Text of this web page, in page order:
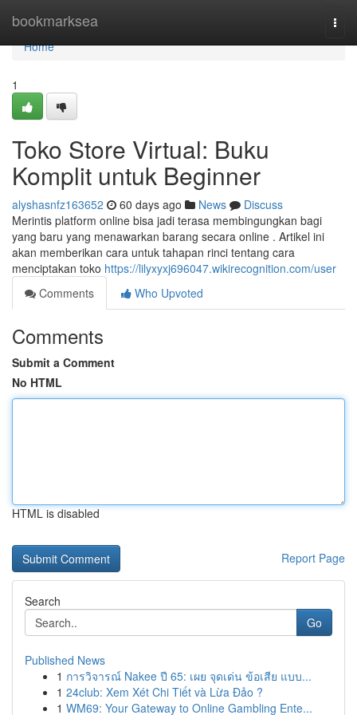
bookmarksea
Home
Home
1
Toko Store Virtual: Buku
Komplit untuk Beginner
alyshasnfz163652 60 days ago News
Discuss
Merintis platform online bisa jadi terasa membingungkan bagi
yang baru yang menawarkan barang secara online . Artikel ini
akan memberikan cara untuk tahapan rinci tentang cara
menciptakan toko https://lilyxyxj696047.wikirecognition.com/user
Comments
Who Upvoted
Comments
Submit a Comment
No HTML
HTML is disabled
Report Page
Search
Go
Published News
1 การวิจารณ์ Nakee ปี 65: เผย จุดเด่น ข้อเสีย แบบ...
1 24club: Xem Xét Chi Tiết và Lừa Đảo ?
1 WM69: Your Gateway to Online Gambling Ente...